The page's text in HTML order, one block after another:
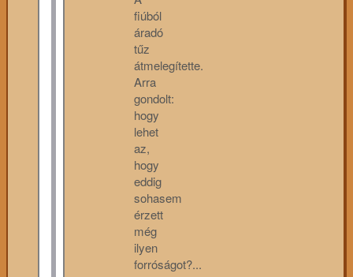
fiúból
áradó
tűz
átmelegítette.
Arra
gondolt:
hogy
lehet
az,
hogy
eddig
sohasem
érzett
még
ilyen
forróságot?...